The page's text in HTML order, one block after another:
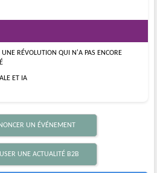
UNE RÉVOLUTION QUI N'A PAS ENCORE
ET IA
UN ÉVÉNEMENT
UNE ACTUALITÉ B2B